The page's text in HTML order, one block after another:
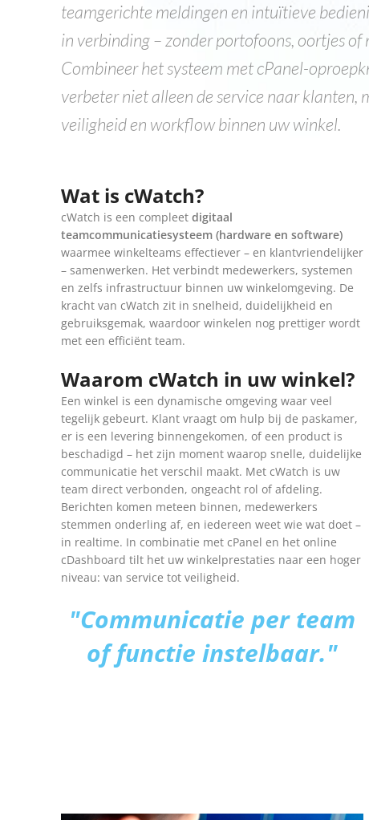
teamgerichte meldingen en intuïtieve
in verbinding – zonder portofoons, oortjes of
Combineer het systeem met cPanel-
verbeter niet alleen de service naar klanten,
veiligheid en workflow binnen uw winkel.
Wat is cWatch?
cWatch is een compleet digitaal
teamcommunicatiesysteem (hardware en software)
waarmee winkelteams effectiever – en klantvriendelijker
– samenwerken. Het verbindt medewerkers, systemen
en zelfs infrastructuur binnen uw winkelomgeving. De
kracht van cWatch zit in snelheid, duidelijkheid en
gebruiksgemak, waardoor winkelen nog prettiger wordt
met een efficiënt team.
Waarom cWatch in uw winkel?
Een winkel is een dynamische omgeving waar veel
tegelijk gebeurt. Klant vraagt om hulp bij de paskamer,
er is een levering binnengekomen, of een product is
beschadigd – het zijn moment waarop snelle, duidelijke
communicatie het verschil maakt. Met cWatch is uw
team direct verbonden, ongeacht rol of afdeling.
Berichten komen meteen binnen, medewerkers
stemmen onderling af, en iedereen weet wie wat doet –
in realtime. In combinatie met cPanel en het online
cDashboard tilt het uw winkelprestaties naar een hoger
niveau: van service tot veiligheid.
"Communicatie per team
of functie instelbaar."